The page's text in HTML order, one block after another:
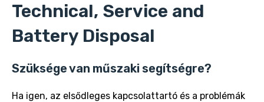
Technical, Service and
Battery Disposal
Szüksége van műszaki segítségre?
Ha igen, az elsődleges kapcsolattartó és a problémák